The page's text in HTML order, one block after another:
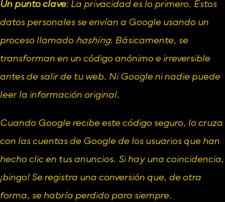
Un punto clave: La privacidad es lo primero. Estos
datos personales se envían a Google usando un
proceso llamado hashing. Básicamente, se
transforman en un código anónimo e irreversible
antes de salir de tu web. Ni Google ni nadie puede
leer la información original.
Cuando Google recibe este código seguro, lo cruza
con las cuentas de Google de los usuarios que han
hecho clic en tus anuncios. Si hay una coincidencia,
¡bingo! Se registra una conversión que, de otra
forma, se habría perdido para siempre.